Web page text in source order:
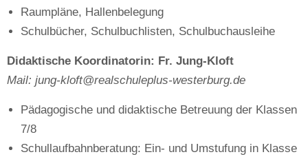
Raumpläne, Hallenbelegung
Schulbücher, Schulbuchlisten, Schulbuchausleihe
Didaktische Koordinatorin: Fr. Jung-Kloft
Mail: jung-kloft@realschuleplus-westerburg.de
Pädagogische und didaktische Betreuung der Klassen
7/8
Schullaufbahnberatung: Ein- und Umstufung in Klasse